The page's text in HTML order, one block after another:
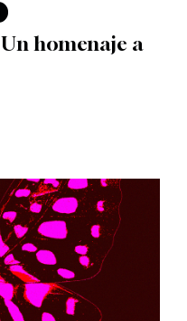
homenaje a